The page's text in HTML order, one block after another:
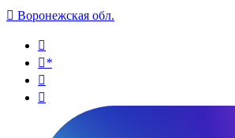
 Воронежская обл.

*

